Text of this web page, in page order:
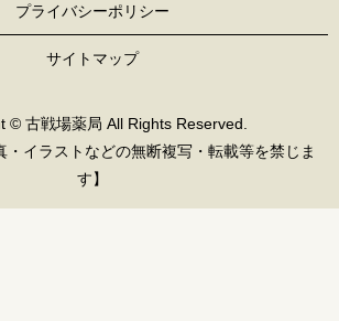
プライバシーポリシー
サイトマップ
© 古戦場薬局 All Rights Reserved.
・イラストなどの無断複写・転載等を禁じま
す】